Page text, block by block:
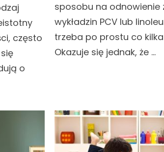
często
o
sposobu na odnowienie
wykładzin PCV lub
trzeba po prostu co
Okazuje się jednak, że …